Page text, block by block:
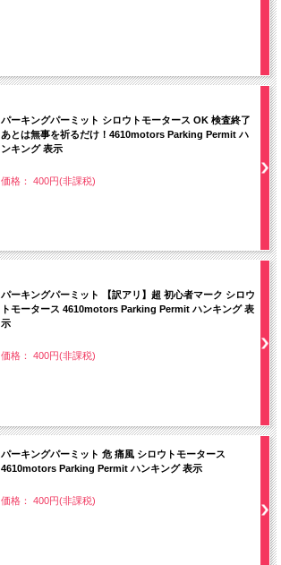
パーキングパーミット シロウトモータース OK 検査終了
あとは無事を祈るだけ！4610motors Parking Permit ハ
ンキング 表示
価格： 400円(非課税)
パーキングパーミット 【訳アリ】超 初心者マーク シロウ
トモータース 4610motors Parking Permit ハンキング 表
示
価格： 400円(非課税)
パーキングパーミット 危 痛風 シロウトモータース
4610motors Parking Permit ハンキング 表示
価格： 400円(非課税)